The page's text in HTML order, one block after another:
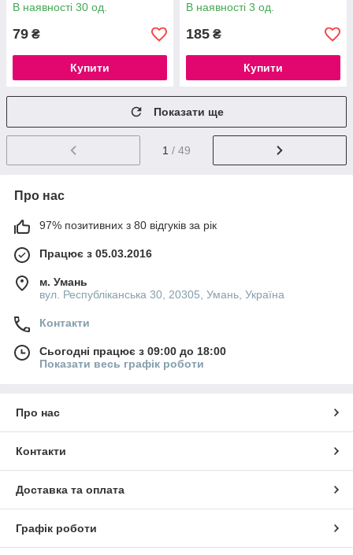
В наявності 30 од.
79 ₴
Купити
В наявності 3 од.
185 ₴
Купити
Показати ще
1 / 49
Про нас
97% позитивних з 80 відгуків за рік
Працює з 05.03.2016
м. Умань
вул. Республіканська 30, 20305, Умань, Україна
Контакти
Сьогодні працює з 09:00 до 18:00
Показати весь графік роботи
Про нас
Контакти
Доставка та оплата
Графік роботи